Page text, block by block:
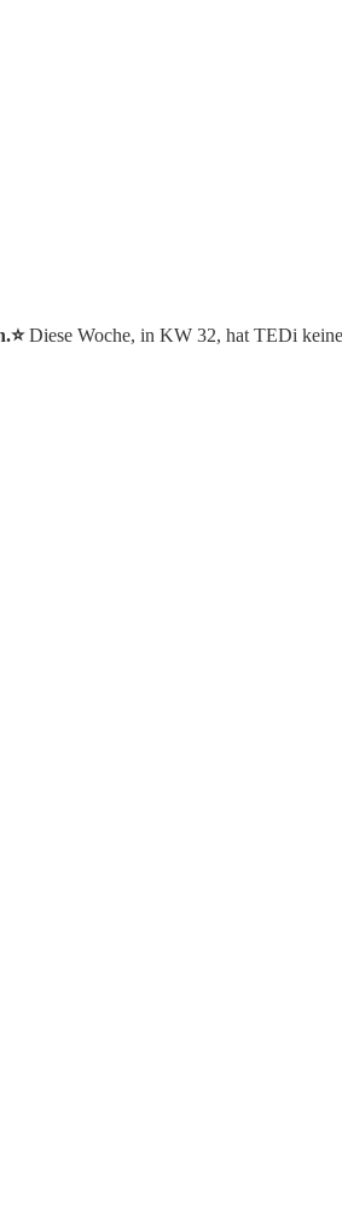
Diese Woche, in KW 32, hat TEDi